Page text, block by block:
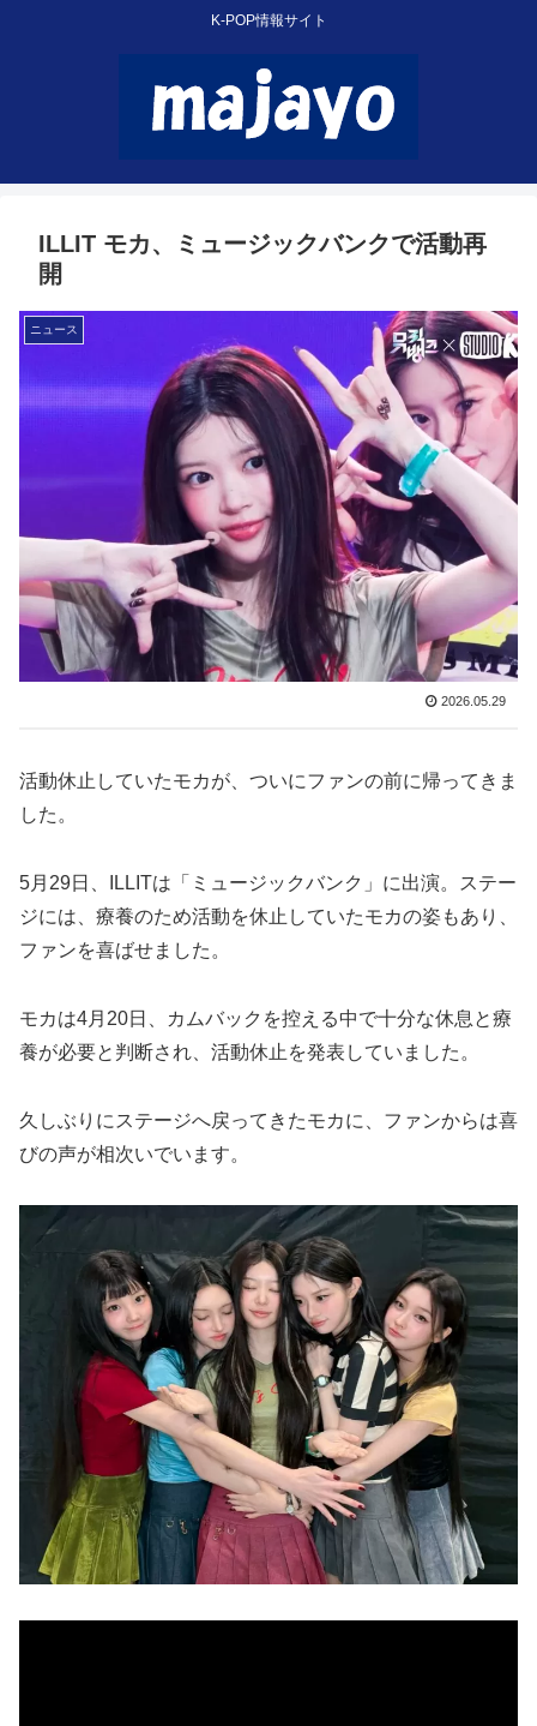
K-POP情報サイト
ILLIT モカ、ミュージックバンクで活動再
開
ニュース
2026.05.29
活動休止していたモカが、ついにファンの前に帰ってきま
した。
5月29日、ILLITは「ミュージックバンク」に出演。ステー
ジには、療養のため活動を休止していたモカの姿もあり、
ファンを喜ばせました。
モカは4月20日、カムバックを控える中で十分な休息と療
養が必要と判断され、活動休止を発表していました。
久しぶりにステージへ戻ってきたモカに、ファンからは喜
びの声が相次いでいます。